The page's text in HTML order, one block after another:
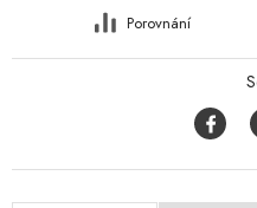
Porovnání